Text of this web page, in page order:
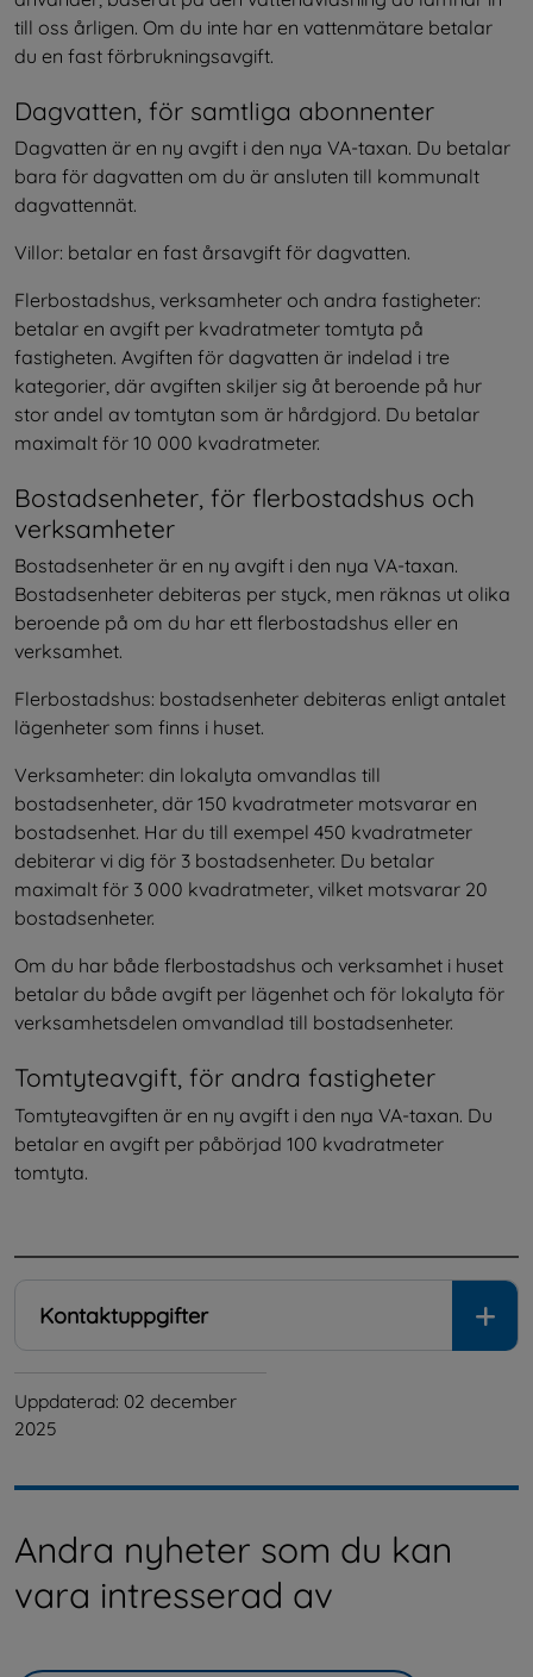
till oss årligen. Om du inte har en vattenmätare betalar
du en fast förbrukningsavgift.
Dagvatten, för samtliga abonnenter
Dagvatten är en ny avgift i den nya VA-taxan. Du betalar
bara för dagvatten om du är ansluten till kommunalt
dagvattennät.
Villor: betalar en fast årsavgift för dagvatten.
Flerbostadshus, verksamheter och andra fastigheter:
betalar en avgift per kvadratmeter tomtyta på
fastigheten. Avgiften för dagvatten är indelad i tre
kategorier, där avgiften skiljer sig åt beroende på hur
stor andel av tomtytan som är hårdgjord. Du betalar
maximalt för 10 000 kvadratmeter.
Bostadsenheter, för flerbostadshus och
verksamheter
Bostadsenheter är en ny avgift i den nya VA-taxan.
Bostadsenheter debiteras per styck, men räknas ut olika
beroende på om du har ett flerbostadshus eller en
verksamhet.
Flerbostadshus: bostadsenheter debiteras enligt antalet
lägenheter som finns i huset.
Verksamheter: din lokalyta omvandlas till
bostadsenheter, där 150 kvadratmeter motsvarar en
bostadsenhet. Har du till exempel 450 kvadratmeter
debiterar vi dig för 3 bostadsenheter. Du betalar
maximalt för 3 000 kvadratmeter, vilket motsvarar 20
bostadsenheter.
Om du har både flerbostadshus och verksamhet i huset
betalar du både avgift per lägenhet och för lokalyta för
verksamhetsdelen omvandlad till bostadsenheter.
Tomtyteavgift, för andra fastigheter
Tomtyteavgiften är en ny avgift i den nya VA-taxan. Du
betalar en avgift per påbörjad 100 kvadratmeter
tomtyta.
Kontaktuppgifter
Uppdaterad: 02 december
2025
Andra nyheter som du kan
vara intresserad av